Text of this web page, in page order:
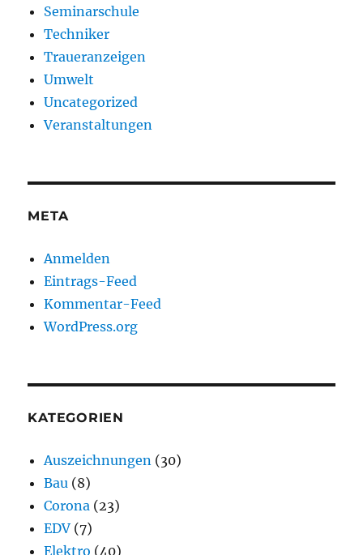
Seminarschule
Techniker
Traueranzeigen
Umwelt
Uncategorized
Veranstaltungen
META
Anmelden
Eintrags-Feed
Kommentar-Feed
WordPress.org
KATEGORIEN
Auszeichnungen (30)
Bau (8)
Corona (23)
EDV (7)
Elektro (40)